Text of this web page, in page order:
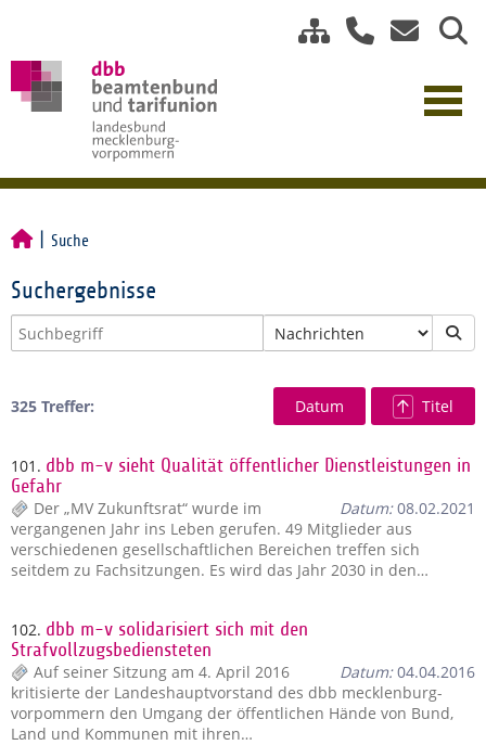
Suche
Suchergebnisse
325 Treffer: Datum Titel
101. dbb m-v sieht Qualität öffentlicher Dienstleistungen in
Gefahr
Datum:08.02.2021
Der „MV Zukunftsrat“ wurde im
vergangenen Jahr ins Leben gerufen. 49 Mitglieder aus
verschiedenen gesellschaftlichen Bereichen treffen sich
seitdem zu Fachsitzungen. Es wird das Jahr 2030 in den…
102. dbb m-v solidarisiert sich mit den
Strafvollzugsbediensteten
Datum:04.04.2016
Auf seiner Sitzung am 4. April 2016
kritisierte der Landeshauptvorstand des dbb mecklenburg-
vorpommern den Umgang der öffentlichen Hände von Bund,
Land und Kommunen mit ihren…